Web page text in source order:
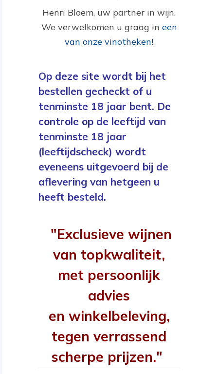
Henri Bloem, uw partner in wijn.
We verwelkomen u graag in een
van onze vinotheken!
Op deze site wordt bij het
bestellen gecheckt of u
tenminste 18 jaar bent. De
controle op de leeftijd van
tenminste 18 jaar
(leeftijdscheck) wordt
eveneens uitgevoerd bij de
aflevering van hetgeen u
heeft besteld.
"Exclusieve wijnen
van topkwaliteit,
met persoonlijk
advies
en winkelbeleving,
tegen verrassend
scherpe prijzen."